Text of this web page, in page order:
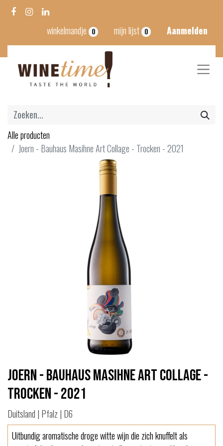
winkelmandje 0 mijn lijst 0 Aanmelden
Alle producten
Joern - Bauhaus Masihne Art Collage - Trocken - 2021
Joern - Bauhaus Masihne Art Collage -
Trocken - 2021
Duitsland | Pfalz | D6
Uitbundig aromatische droge witte wijn die zich knuffelt als